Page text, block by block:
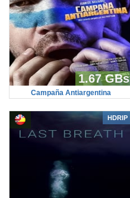
1.67 GBs
Campaña Antiargentina
HDRIP